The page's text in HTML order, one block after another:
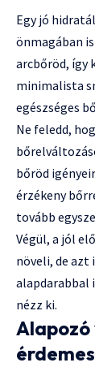
Egy jó
önmagában
arcbőröd, így
minimalista
egészséges
Ne feledd,
bőröd
érzékeny
tovább
Végül, a jól
növeli, de azt
alapdarabbal
nézz ki.
Alapozó